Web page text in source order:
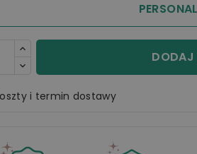
DODAJ
i termin dostawy